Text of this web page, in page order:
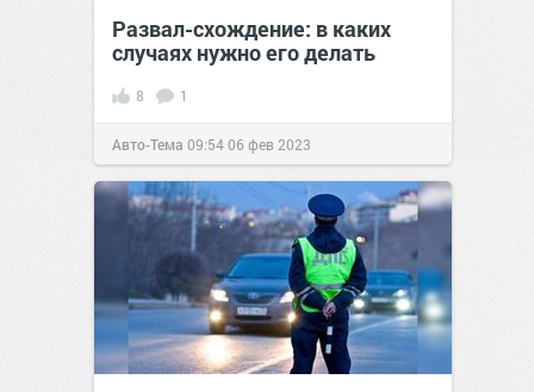
Развал-схождение: в каких
случаях нужно его делать
8 1
Авто-Тема 09:5406 фев 2023